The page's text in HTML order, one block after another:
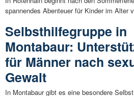
spannendes Abenteuer für Kinder im Alter
Selbsthilfegruppe in
Montabaur:
für Männer nach
Gewalt
In Montabaur gibt es eine besondere